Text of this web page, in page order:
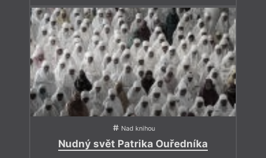
Nad knihou
Nudný svět Patrika Ouředníka